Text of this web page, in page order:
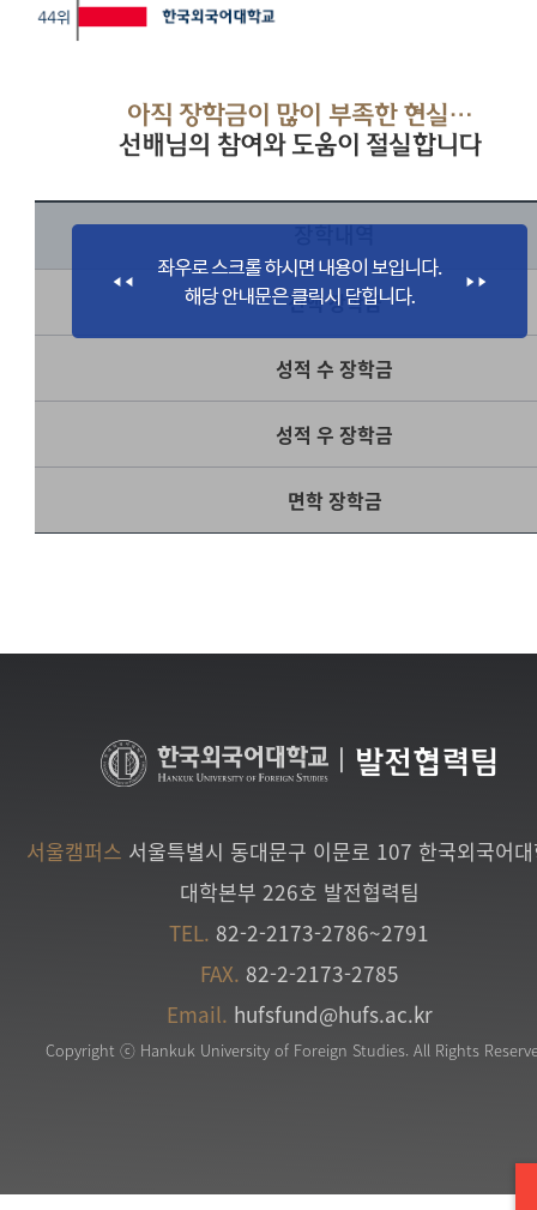
아직 장학금이 많이 부족한 현실…
선배님의 참여와 도움이 절실합니다
장학내역
전액 장학금
성적 수 장학금
성적 우 장학금
면학 장학금
발전협력팀
서울캠퍼스 서울특별시 동대문구 이문로 107 한국외국어
대학본부 226호 발전협력팀
TEL. 82-2-2173-2786~2791
FAX. 82-2-2173-2785
Email. hufsfund@hufs.ac.kr
Copyright ⓒ Hankuk University of Foreign Studies. All Rights